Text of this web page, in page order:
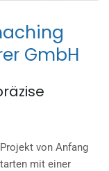
aching
er GmbH
von Anfang
mit einer